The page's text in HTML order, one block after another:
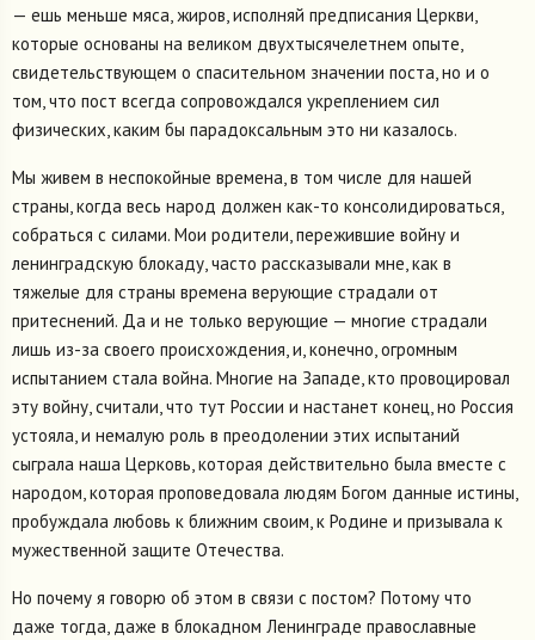
— ешь меньше мяса, жиров, исполняй предписания Церкви,
которые основаны на великом двухтысячелетнем опыте,
свидетельствующем о спасительном значении поста, но и о
том, что пост всегда сопровождался укреплением сил
физических, каким бы парадоксальным это ни казалось.
Мы живем в неспокойные времена, в том числе для нашей
страны, когда весь народ должен как-то консолидироваться,
собраться с силами. Мои родители, пережившие войну и
ленинградскую блокаду, часто рассказывали мне, как в
тяжелые для страны времена верующие страдали от
притеснений. Да и не только верующие — многие страдали
лишь из-за своего происхождения, и, конечно, огромным
испытанием стала война. Многие на Западе, кто провоцировал
эту войну, считали, что тут России и настанет конец, но Россия
устояла, и немалую роль в преодолении этих испытаний
сыграла наша Церковь, которая действительно была вместе с
народом, которая проповедовала людям Богом данные истины,
пробуждала любовь к ближним своим, к Родине и призывала к
мужественной защите Отечества.
Но почему я говорю об этом в связи с постом? Потому что
даже тогда, даже в блокадном Ленинграде православные